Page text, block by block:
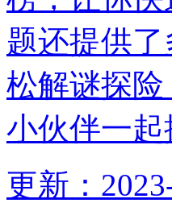
题还提供
松解谜探
小伙伴一
更新：